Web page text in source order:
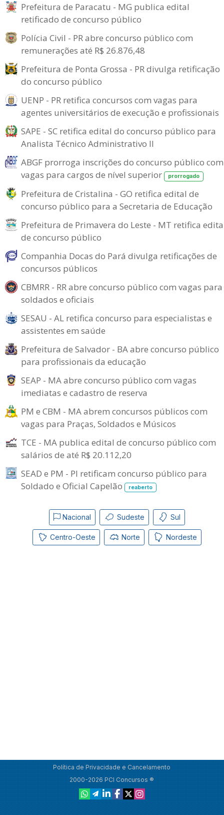
Prefeitura de Paracatu - MG publica edital
retificado de concurso público
Polícia Civil - PR abre concurso público com
remunerações até R$ 26.876,48
Prefeitura de Ponta Grossa - PR divulga retificação
do concurso público
UENP - PR retifica concursos com vagas para
agentes universitários de execução e profissionais
SAPE - SC retifica edital do concurso público para
Analista Técnico Administrativo II
ABGF prorroga inscrições do concurso público com
vagas para cargos de nível superior
prorrogado
Prefeitura de Cristalina - GO retifica edital de
concurso público para a Secretaria de Educação
Prefeitura de Primavera do Leste - MT retifica
de concurso público
Companhia Docas do Pará divulga retificações de
concursos públicos
CBMRR - RR abre concurso público com vagas para
soldados e oficiais
SESAU - AL retifica concurso para especialistas e
assistentes em saúde
Prefeitura de Salvador - BA abre concurso público
para profissionais da educação
SEAP - MA abre concurso público com vagas
imediatas e cadastro de reserva
PM e CBM - MA abrem concursos públicos com
vagas para Praças, Soldados e Músicos
TCE - MA publica edital de concurso público com
salários de até R$ 20.112,20
SEAD e PM - PI retificam concurso público para
Soldado e Oficial Capelão
reaberto
Nacional Sudeste Sul
Centro-Oeste Norte Nordeste
Política de Privacidade e Cancelamento
2000-2026 PCI Concursos ®